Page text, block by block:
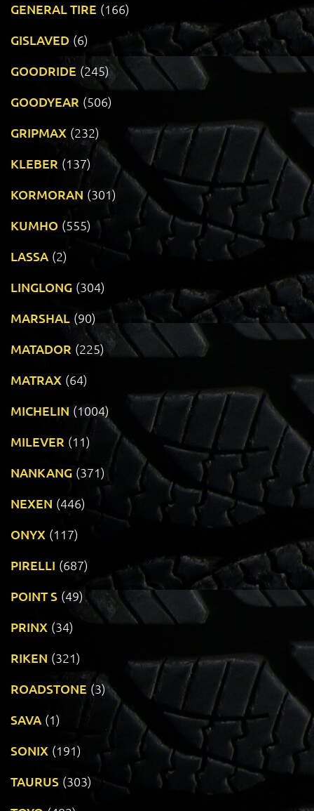
GENERAL TIRE (166)
GISLAVED (6)
GOODRIDE (245)
GOODYEAR (506)
GRIPMAX (232)
KLEBER (137)
KORMORAN (301)
KUMHO (555)
LASSA (2)
LINGLONG (304)
MARSHAL (90)
MATADOR (225)
MATRAX (64)
MICHELIN (1004)
MILEVER (11)
NANKANG (371)
NEXEN (446)
ONYX (117)
PIRELLI (687)
POINT S (49)
PRINX (34)
RIKEN (321)
ROADSTONE (3)
SAVA (1)
SONIX (191)
TAURUS (303)